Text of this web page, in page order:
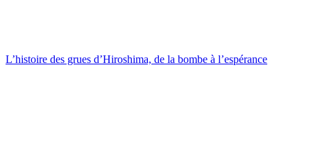
L’histoire des grues d’Hiroshima, de la bombe à l’espérance